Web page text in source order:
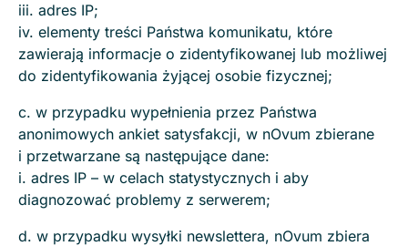
iii. adres IP;
iv. elementy treści Państwa komunikatu, które
zawierają informacje o zidentyfikowanej lub możliwej
do zidentyfikowania żyjącej osobie fizycznej;
c. w przypadku wypełnienia przez Państwa
anonimowych ankiet satysfakcji, w nOvum zbierane
i przetwarzane są następujące dane:
i. adres IP – w celach statystycznych i aby
diagnozować problemy z serwerem;
d. w przypadku wysyłki newslettera, nOvum zbiera